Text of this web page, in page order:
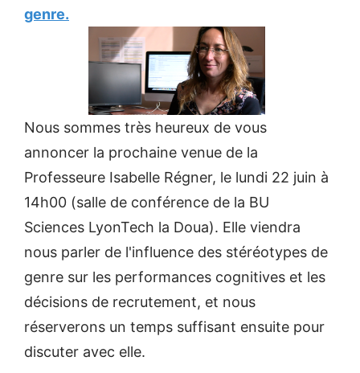
genre.
Nous sommes très heureux de vous
annoncer la prochaine venue de la
Professeure Isabelle Régner, le lundi 22 juin à
14h00 (salle de conférence de la BU
Sciences LyonTech la Doua). Elle viendra
nous parler de l'influence des stéréotypes de
genre sur les performances cognitives et les
décisions de recrutement, et nous
réserverons un temps suffisant ensuite pour
discuter avec elle.